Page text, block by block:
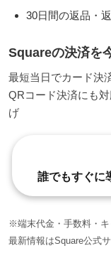
30日間の返品・
Squareの決済を
最短当日でカード決
QRコード決済にも
げ
誰でもすぐに
※端末代金・手数料・キ
最新情報はSquare公式